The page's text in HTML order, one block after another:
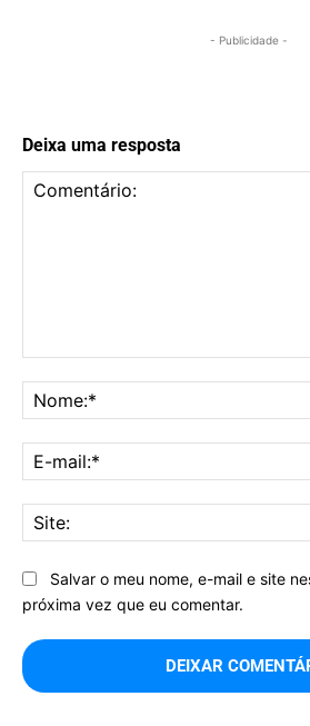
- Publicidade -
Deixa uma resposta
Salvar o meu nome, e-mail e site
próxima vez que eu comentar.